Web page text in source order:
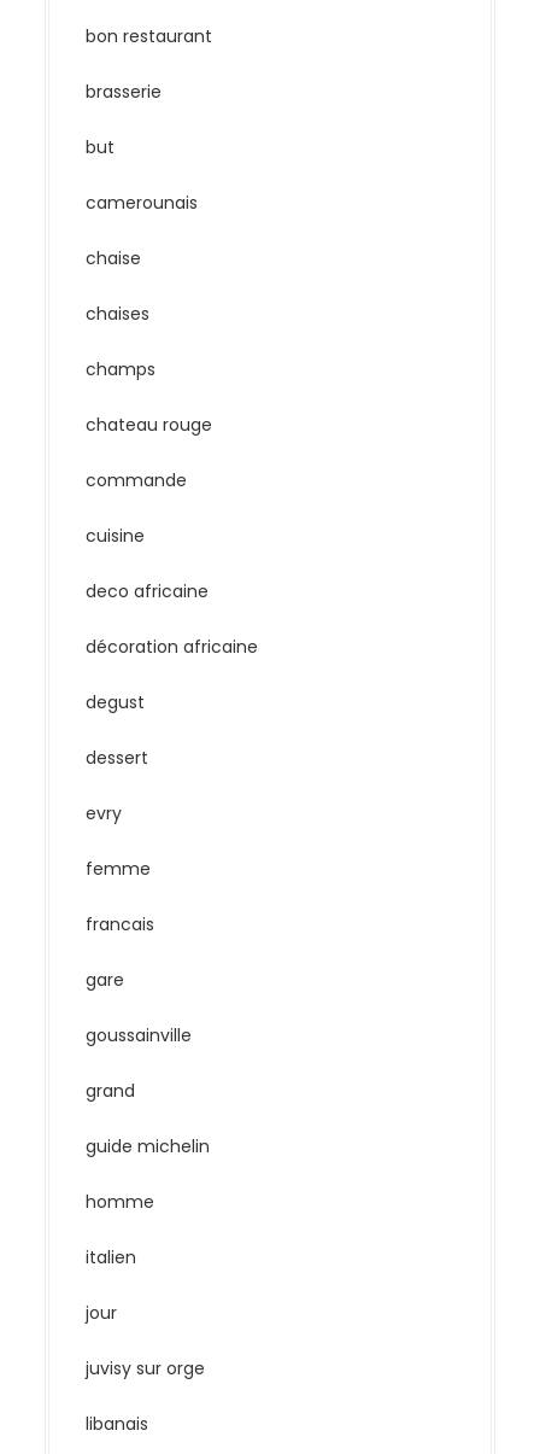
bon restaurant
brasserie
but
camerounais
chaise
chaises
champs
chateau rouge
commande
cuisine
deco africaine
décoration africaine
degust
dessert
evry
femme
francais
gare
goussainville
grand
guide michelin
homme
italien
jour
juvisy sur orge
libanais